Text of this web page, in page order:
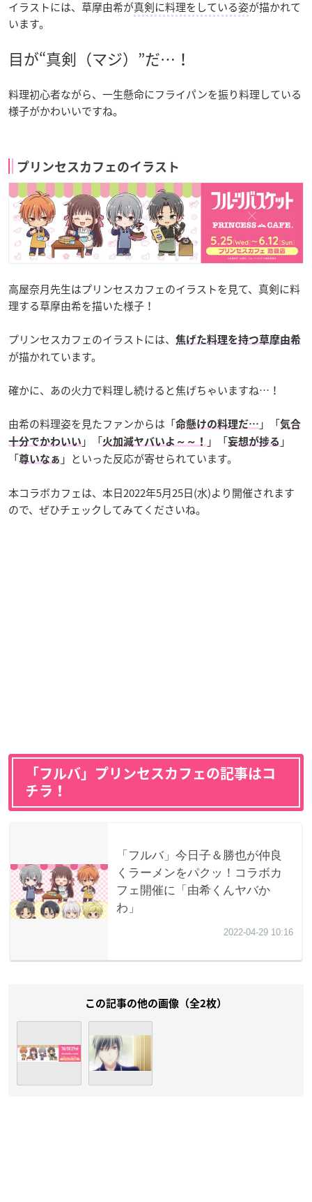
イラストには、草摩由希が真剣に料理をしている姿が描かれて
います。
目が“真剣（マジ）”だ…！
料理初心者ながら、一生懸命にフライパンを振り料理している
様子がかわいいですね。
プリンセスカフェのイラスト
高屋奈月先生はプリンセスカフェのイラストを見て、真剣に料
理する草摩由希を描いた様子！
プリンセスカフェのイラストには、 焦げた料理を持つ草摩由希
が描かれています。
確かに、あの火力で料理し続けると焦げちゃいますね…！
由希の料理姿を見たファンからは「命懸けの料理だ… 」「気合
十分でかわいい 」「火加減ヤバいよ～～！ 」「妄想が捗る 」
「尊いなぁ 」といった反応が寄せられています。
本コラボカフェは、本日2022年5月25日(水)より開催されます
ので、ぜひチェックしてみてくださいね。
「フルバ」プリンセスカフェの記事はコ
チラ！
この記事の他の画像（全2枚）